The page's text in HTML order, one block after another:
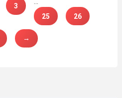
3
25
26
→